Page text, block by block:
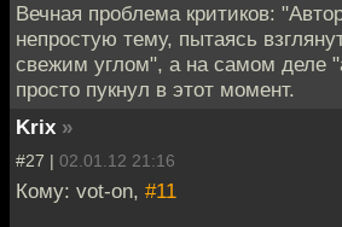
Вечная проблема критиков:
непростую тему, пытаясь
свежим углом", а на самом деле
просто пукнул в этот момент.
Krix »
#27 | 02.01.12 21:16
Кому: vot-on, #11